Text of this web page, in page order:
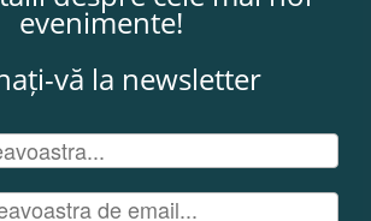
evenimente!
vă la newsletter